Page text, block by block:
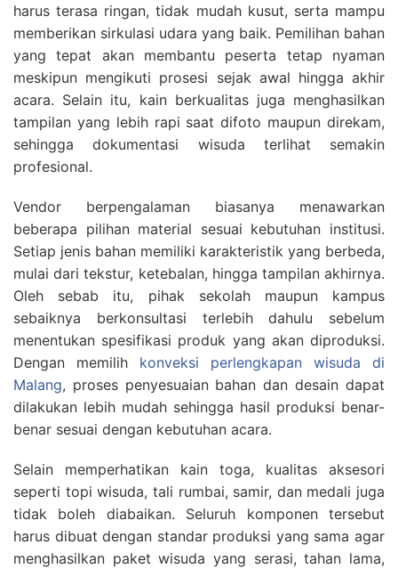
harus terasa ringan, tidak mudah kusut, serta mampu
memberikan sirkulasi udara yang baik. Pemilihan bahan
yang tepat akan membantu peserta tetap nyaman
meskipun mengikuti prosesi sejak awal hingga akhir
acara. Selain itu, kain berkualitas juga menghasilkan
tampilan yang lebih rapi saat difoto maupun direkam,
sehingga dokumentasi wisuda terlihat semakin
profesional.
Vendor berpengalaman biasanya menawarkan
beberapa pilihan material sesuai kebutuhan institusi.
Setiap jenis bahan memiliki karakteristik yang berbeda,
mulai dari tekstur, ketebalan, hingga tampilan akhirnya.
Oleh sebab itu, pihak sekolah maupun kampus
sebaiknya berkonsultasi terlebih dahulu sebelum
menentukan spesifikasi produk yang akan diproduksi.
Dengan memilih konveksi perlengkapan wisuda di
Malang, proses penyesuaian bahan dan desain dapat
dilakukan lebih mudah sehingga hasil produksi benar-
benar sesuai dengan kebutuhan acara.
Selain memperhatikan kain toga, kualitas aksesori
seperti topi wisuda, tali rumbai, samir, dan medali juga
tidak boleh diabaikan. Seluruh komponen tersebut
harus dibuat dengan standar produksi yang sama agar
menghasilkan paket wisuda yang serasi, tahan lama,